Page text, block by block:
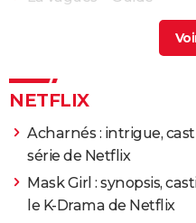
>
Chasseur de vagues
NETFLIX
Acharnés : intrigue,
série de Netflix
Mask Girl : synopsis,
le K-Drama de Netflix